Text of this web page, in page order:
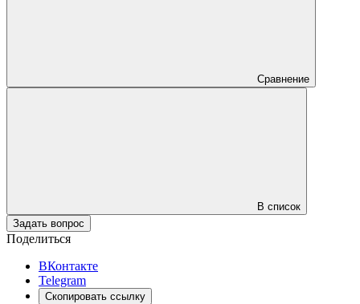
Сравнение
В список
Задать вопрос
Поделиться
ВКонтакте
Telegram
Скопировать ссылку